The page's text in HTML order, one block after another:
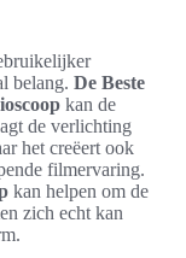
belang. De Beste
kan de
de verlichting
het creëert ook
filmervaring.
kan helpen om de
zich echt kan